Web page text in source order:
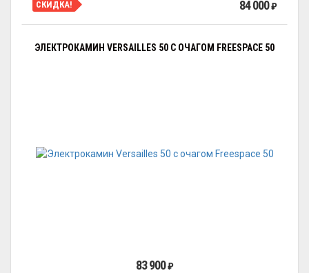
СКИДКА! 84 000₽
ЭЛЕКТРОКАМИН VERSAILLES 50 С ОЧАГОМ FREESPAСE 50
83 900₽